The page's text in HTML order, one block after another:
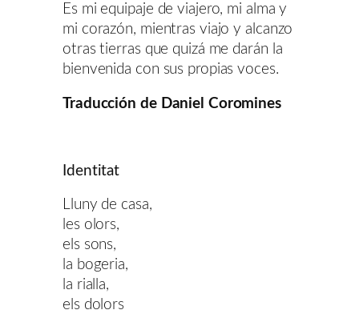
Es mi equipaje de viajero, mi alma y
mi corazón, mientras viajo y alcanzo
otras tierras que quizá me darán la
bienvenida con sus propias voces.
Traducción de Daniel Coromines
Identitat
Lluny de casa,
les olors,
els sons,
la bogeria,
la rialla,
els dolors